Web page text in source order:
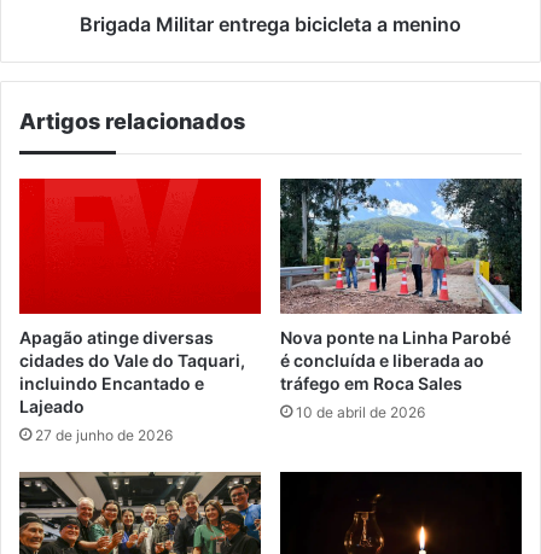
Brigada Militar entrega bicicleta a menino
Artigos relacionados
Apagão atinge diversas
cidades do Vale do Taquari,
incluindo Encantado e
Lajeado
27 de junho de 2026
Nova ponte na Linha Parobé
é concluída e liberada ao
tráfego em Roca Sales
10 de abril de 2026